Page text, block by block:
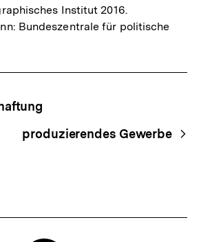
Institut 2016.
Bundeszentrale für politische
produzierendes Gewerbe